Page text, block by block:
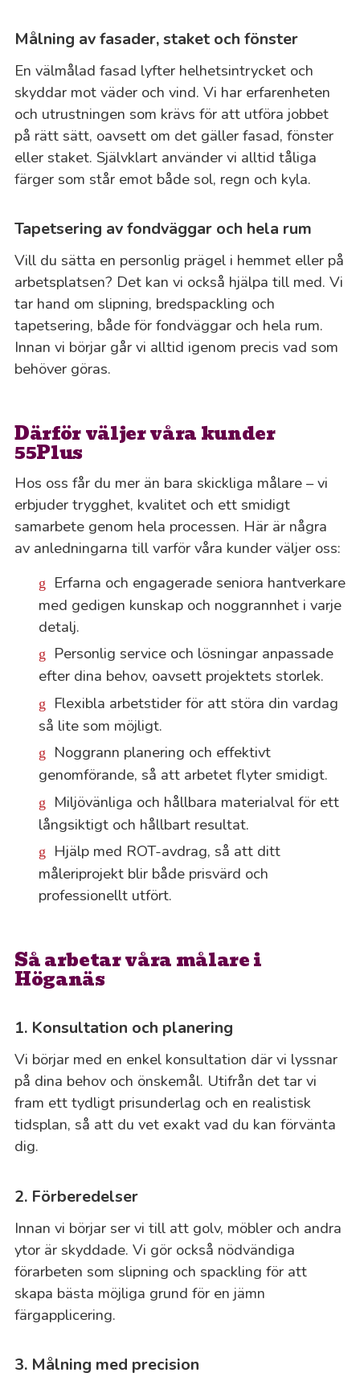
Målning av fasader, staket och fönster
En välmålad fasad lyfter helhetsintrycket och
skyddar mot väder och vind. Vi har erfarenheten
och utrustningen som krävs för att utföra jobbet
på rätt sätt, oavsett om det gäller fasad, fönster
eller staket. Självklart använder vi alltid tåliga
färger som står emot både sol, regn och kyla.
Tapetsering av fondväggar och hela rum
Vill du sätta en personlig prägel i hemmet eller på
arbetsplatsen? Det kan vi också hjälpa till med. Vi
tar hand om slipning, bredspackling och
tapetsering, både för fondväggar och hela rum.
Innan vi börjar går vi alltid igenom precis vad som
behöver göras.
Därför väljer våra kunder
55Plus
Hos oss får du mer än bara skickliga målare – vi
erbjuder trygghet, kvalitet och ett smidigt
samarbete genom hela processen. Här är några
av anledningarna till varför våra kunder väljer oss:
Erfarna och engagerade seniora hantverkare
med gedigen kunskap och noggrannhet i varje
detalj.
Personlig service och lösningar anpassade
efter dina behov, oavsett projektets storlek.
Flexibla arbetstider för att störa din vardag
så lite som möjligt.
Noggrann planering och effektivt
genomförande, så att arbetet flyter smidigt.
Miljövänliga och hållbara materialval för ett
långsiktigt och hållbart resultat.
Hjälp med ROT-avdrag, så att ditt
måleriprojekt blir både prisvärd och
professionellt utfört.
Så arbetar våra målare i
Höganäs
1. Konsultation och planering
Vi börjar med en enkel konsultation där vi lyssnar
på dina behov och önskemål. Utifrån det tar vi
fram ett tydligt prisunderlag och en realistisk
tidsplan, så att du vet exakt vad du kan förvänta
dig.
2. Förberedelser
Innan vi börjar ser vi till att golv, möbler och andra
ytor är skyddade. Vi gör också nödvändiga
förarbeten som slipning och spackling för att
skapa bästa möjliga grund för en jämn
färgapplicering.
3. Målning med precision